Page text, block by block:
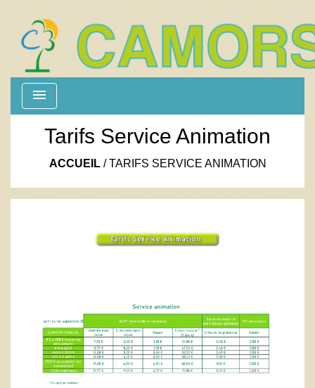
menu
Tarifs Service Animation
ACCUEIL/TARIFS SERVICE ANIMATION